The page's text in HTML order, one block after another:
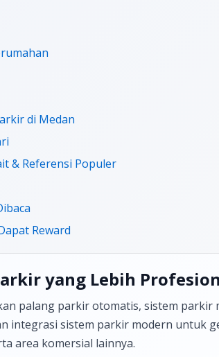
di Medan
& Referensi Populer
Reward
yang Lebih
palang parkir otomatis, sistem parkir
integrasi sistem parkir modern untuk
area komersial lainnya.